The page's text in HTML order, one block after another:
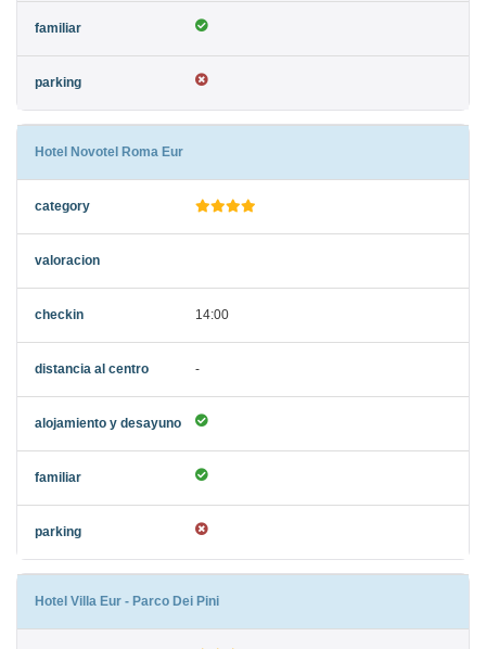
Hotel Novotel Roma Eur
14:00
-
Hotel Villa Eur - Parco Dei Pini